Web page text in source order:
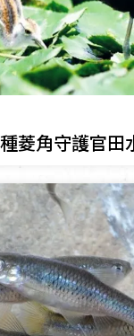
種菱角守護官田